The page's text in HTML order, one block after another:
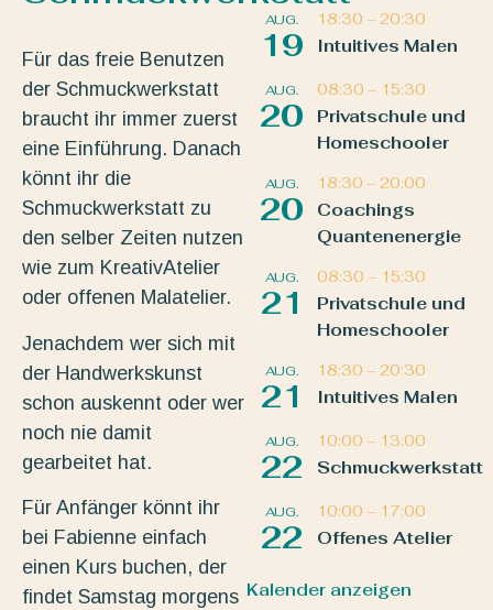
Für das freie Benutzen
der Schmuckwerkstatt
braucht ihr immer zuerst
eine Einführung. Danach
könnt ihr die
Schmuckwerkstatt zu
den selber Zeiten nutzen
wie zum KreativAtelier
oder offenen Malatelier.
Jenachdem wer sich mit
der Handwerkskunst
schon auskennt oder wer
noch nie damit
gearbeitet hat.
Für Anfänger könnt ihr
bei Fabienne einfach
einen Kurs buchen, der
findet Samstag morgens
AUG.
19
18:30 – 20:30
Intuitives Malen
AUG.
20
08:30 – 15:30
Privatschule und
Homeschooler
AUG.
20
18:30 – 20:00
Coachings
Quantenenergie
AUG.
21
08:30 – 15:30
Privatschule und
Homeschooler
AUG.
21
18:30 – 20:30
Intuitives Malen
AUG.
22
10:00 – 13:00
Schmuckwerkstatt
AUG.
22
10:00 – 17:00
Offenes Atelier
Kalender anzeigen